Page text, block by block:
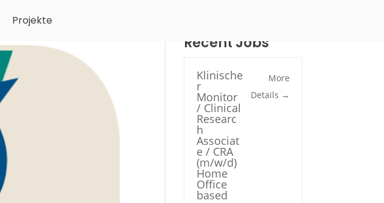
Projekte
Recent Jobs
Klinische
r
Monitor
/ Clinical
Researc
h
Associat
e / CRA
(m/w/d)
Home
Office
based
More
Details